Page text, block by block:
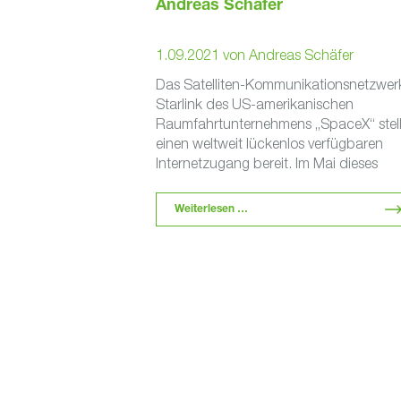
Andreas Schäfer
1.09.2021 von Andreas Schäfer
Das Satelliten-
Starlink des US-amerikanischen
Raumfahrtunternehmens „SpaceX“
einen weltweit lückenlos verfügbaren
Internetzugang bereit. Im Mai dieses
Projektes abgeschlossen. Die Starlink-
Satelliten operieren in einem …
Weiterlesen …